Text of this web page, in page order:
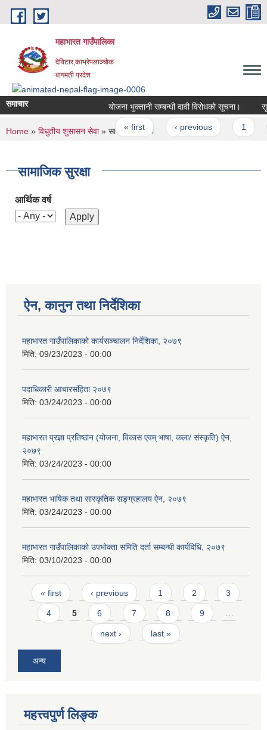
Skip to main content
महाभारत गाउँपालिका
देविटार,काभ्रेपलाञ्चोक
बागमती प्रदेश
समाचार योजना भुक्तानी सम्बन्धी दावी विरोधको सूचना।
Pages
« first ‹ previous
You are here
Home » विधुतीय शुसासन सेवा» सामाजिक सुरक्षा
सामाजिक सुरक्षा
आर्थिक वर्ष
ऐन, कानुन तथा निर्देशिका
महाभारत गाउँपालिकाको कार्यसञ्‍चालन निर्देशिका, २०७९
मिति: 09/23/2023 - 00:00
पदाधिकारी आचारसंहिता २०७९
मिति: 03/24/2023 - 00:00
महाभारत प्रज्ञा प्रतिष्ठान (योजना, विकास एवम् भाषा, कला/ संस्कृति) ऐन,
२०७९
मिति: 03/24/2023 - 00:00
महाभारत भाषिक तथा सास्कृतिक सङ्ग्रहालय ऐन, २०७९
मिति: 03/24/2023 - 00:00
महाभारत गाउँपालिकाको उपभोक्ता समिति दर्ता सम्बन्धी कार्यविधि, २०७९
मिति: 03/10/2023 - 00:00
Pages
« first ‹ previous 1 2 3
4 5 6 7 8 9
next › last »
अन्य
महत्त्वपुर्ण लिङ्क